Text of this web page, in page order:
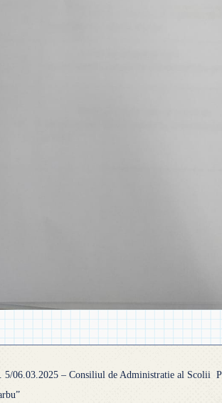
5/06.03.2025 – Consiliul de Administratie al Scolii